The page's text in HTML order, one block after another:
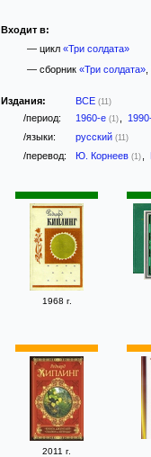
Входит в:
— цикл «Три солдата»
— сборник «Три солдата»,
Издания: ВСЕ (11)
/период: 1960-е (1)
/языки: русский (11)
/перевод: Ю. Корнеев (1)
1968 г.
2011 г.